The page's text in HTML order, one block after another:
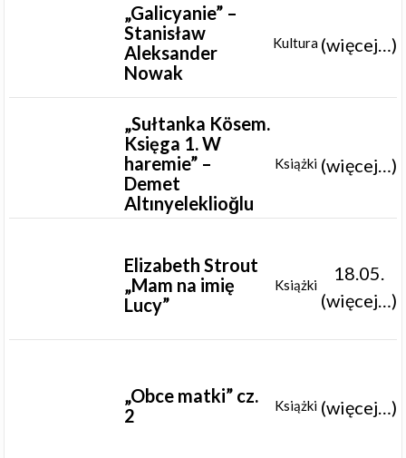
„Galicyanie” –
Stanisław
Aleksander
Nowak
Kultura (więcej…)
„Sułtanka Kösem.
Księga 1. W
haremie” –
Demet
Altınyeleklioğlu
Książki (więcej…)
Elizabeth Strout
„Mam na imię
Lucy”
Książki
18.05.
(więcej…)
„Obce matki” cz.
2
Książki (więcej…)